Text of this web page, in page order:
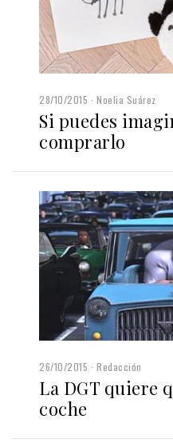
28/10/2015 Noelia Suárez
Si puedes
comprarlo
26/10/2015 Redacción
La DGT quiere
coche